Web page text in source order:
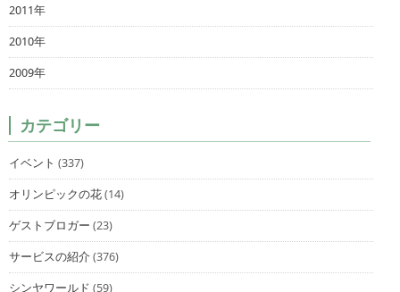
2011年
2010年
2009年
カテゴリー
イベント (337)
オリンピックの花(14)
ゲストブロガー (23)
サービスの紹介(376)
シンヤワールド (59)